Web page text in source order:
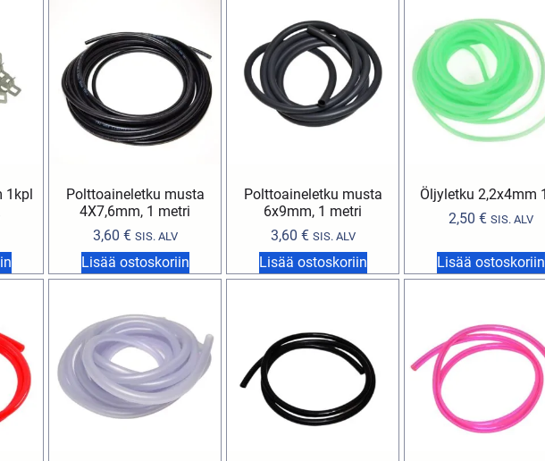
1kpl
Polttoaineletku musta
4X7,6mm, 1 metri
3,60 € SIS. ALV
Lisää ostoskoriin
Polttoaineletku musta
6x9mm, 1 metri
3,60 € SIS. ALV
Lisää ostoskoriin
Öljyletku 2,2x4mm
2,50 € SIS. ALV
Lisää ostoskoriin